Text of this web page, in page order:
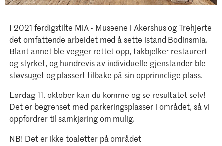
I 2021 ferdigstilte MiA - Museene i Akershus og Trehjerte
det omfattende arbeidet med å sette istand Bodinsmia.
Blant annet ble vegger rettet opp, takbjelker restaurert
og styrket, og hundrevis av individuelle gjenstander ble
støvsuget og plassert tilbake på sin opprinnelige plass.
Lørdag 11. oktober kan du komme og se resultatet selv!
Det er begrenset med parkeringsplasser i området, så vi
oppfordrer til samkjøring om mulig.
NB! Det er ikke toaletter på området